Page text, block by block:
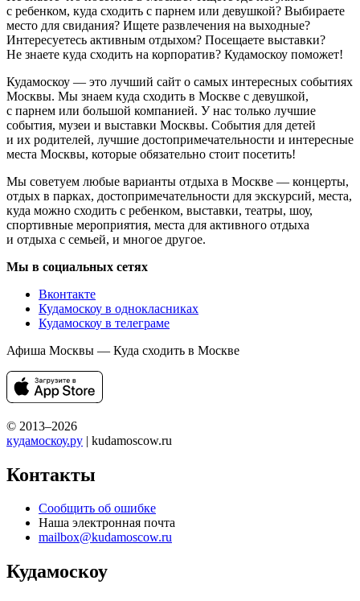
с ребенком, куда сходить с парнем или девушкой? Выбираете
место для свидания? Ищете развлечения на выходные?
Интересуетесь активным отдыхом? Посещаете выставки?
Не знаете куда сходить на корпоратив? Кудамоскоу поможет!
Кудамоскоу — это лучший сайт о самых интересных событиях
Москвы. Мы знаем куда сходить в Москве с девушкой,
с парнем или большой компанией. У нас только лучшие
события, музеи и выставки Москвы. События для детей
и их родителей, лучшие достопримечательности и интересные
места Москвы, которые обязательно стоит посетить!
Мы советуем любые варианты отдыха в Москве — концерты,
отдых в парках, достопримечательности для экскурсий, места,
куда можно сходить с ребенком, выставки, театры, шоу,
спортивные мероприятия, места для активного отдыха
и отдыха с семьей, и многое другое.
Мы в социальных сетях
Вконтакте
Кудамоскоу в однокласниках
Кудамоскоу в телеграме
Афиша Москвы — Куда сходить в Москве
© 2013–2026
кудамоскоу.ру | kudamoscow.ru
Контакты
Сообщить об ошибке
Наша электронная почта
mailbox@kudamoscow.ru
Кудамоскоу